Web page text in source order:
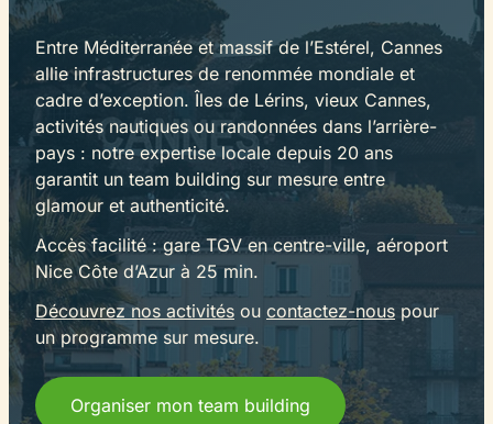
Entre Méditerranée et massif de l’Estérel, Cannes
allie infrastructures de renommée mondiale et
cadre d’exception. Îles de Lérins, vieux Cannes,
activités nautiques ou randonnées dans l’arrière-
pays : notre expertise locale depuis 20 ans
garantit un team building sur mesure entre
glamour et authenticité.
Accès facilité : gare TGV en centre-ville, aéroport
Nice Côte d’Azur à 25 min.
Découvrez nos activités ou contactez-nous pour
un programme sur mesure.
Organiser mon team building